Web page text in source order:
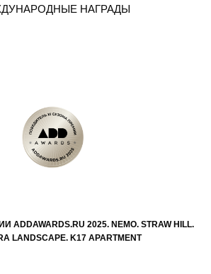
НАГРАДЫ
2025. NEMO. STRAW HILL.
LANDSCAPE. K17 APARTMENT